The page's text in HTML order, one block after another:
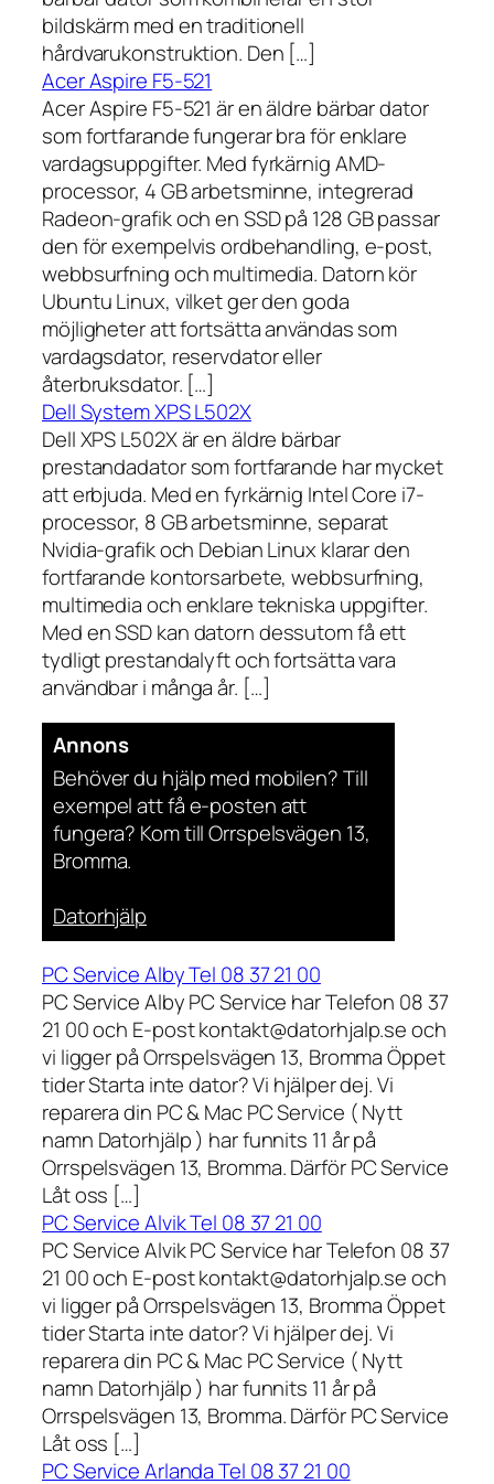
bildskärm med en traditionell
hårdvarukonstruktion. Den […]
Acer Aspire F5-521
Acer Aspire F5-521 är en äldre bärbar dator
som fortfarande fungerar bra för enklare
vardagsuppgifter. Med fyrkärnig AMD-
processor, 4 GB arbetsminne, integrerad
Radeon-grafik och en SSD på 128 GB passar
den för exempelvis ordbehandling, e-post,
webbsurfning och multimedia. Datorn kör
Ubuntu Linux, vilket ger den goda
möjligheter att fortsätta användas som
vardagsdator, reservdator eller
återbruksdator. […]
Dell System XPS L502X
Dell XPS L502X är en äldre bärbar
prestandadator som fortfarande har mycket
att erbjuda. Med en fyrkärnig Intel Core i7-
processor, 8 GB arbetsminne, separat
Nvidia-grafik och Debian Linux klarar den
fortfarande kontorsarbete, webbsurfning,
multimedia och enklare tekniska uppgifter.
Med en SSD kan datorn dessutom få ett
tydligt prestandalyft och fortsätta vara
användbar i många år. […]
Annons
Behöver du hjälp med mobilen? Till
exempel att få e-posten att
fungera? Kom till Orrspelsvägen 13,
Bromma.
Datorhjälp
PC Service Alby Tel 08 37 21 00
PC Service Alby PC Service har Telefon 08 37
21 00 och E-post kontakt@datorhjalp.se och
vi ligger på Orrspelsvägen 13, Bromma Öppet
tider Starta inte dator? Vi hjälper dej. Vi
reparera din PC & Mac PC Service ( Nytt
namn Datorhjälp ) har funnits 11 år på
Orrspelsvägen 13, Bromma. Därför PC Service
Låt oss […]
PC Service Alvik Tel 08 37 21 00
PC Service Alvik PC Service har Telefon 08 37
21 00 och E-post kontakt@datorhjalp.se och
vi ligger på Orrspelsvägen 13, Bromma Öppet
tider Starta inte dator? Vi hjälper dej. Vi
reparera din PC & Mac PC Service ( Nytt
namn Datorhjälp ) har funnits 11 år på
Orrspelsvägen 13, Bromma. Därför PC Service
Låt oss […]
PC Service Arlanda Tel 08 37 21 00